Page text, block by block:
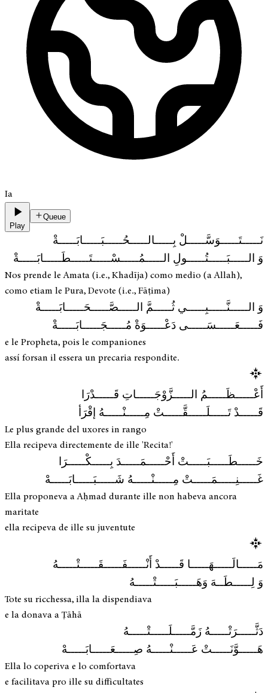
Ia
Play
Queue
نَـــــتَـــــوَسَّـــــلْ بِـــــالـــــحُـــــبَـــــابَـــــةْ
وَ الـــــبَـــــتُـــــولِ الـــــمُـــــسْـــــتَـــــطَـــــابَـــــةْ
Nos prende le Amata (i.e., Khadīja) como medio (a Allah),
como etiam le Pura, Devote (i.e., Fāṭima)
وَ الـــــنَّـــــبِـــــي ثُـــــمَّ الـــــصَّـــــحَـــــابَـــــةْ
فَـــــعَـــــسَـــــى دَعْـــــوَةْ مُـــــجَـــــابَـــــةْ
e le Propheta, pois le companiones
assí forsan il essera un precaria respondite.
أَعْـــــظَـــــمُ الـــــزَّوْجَـــــاتِ قَـــــدْرَا
قَـــــدْ تَـــــلَـــــقَّـــــتْ مِـــــنْـــــهُ إقْرَأ
Le plus grande del uxores in rango
Ella recipeva directemente de ille 'Recita!'
خَـــــطَـــــبَـــــتْ أَحْـــــمَـــــدَ بِـــــكْـــــرَا
غَـــــنِـــــمَـــــتْ مِـــــنْـــــهُ شَـــــبَـــــابَـــــهْ
Ella proponeva a Aḥmad durante ille non habeva ancora
maritate
ella recipeva de ille su juventute
مَـــــالَـــــهَـــــا قَـــــدْ أَنْـــــفَـــــقَـــــتْـــــهُ
وَ لِـــــطَــهَ وَهَـــــبَـــــتْـــــهُ
Tote su ricchessa, illa la dispendiava
e la donava a Ṭāhā
دَثَّـــــرَتْـــــهُ زَمَّـــــلَـــــتْـــــهُ
هَـــــوَّنَـــــتْ عَـــــنْـــــهُ صِـــــعَـــــابَـــــهْ
Ella lo coperiva e lo comfortava
e facilitava pro ille su difficultates